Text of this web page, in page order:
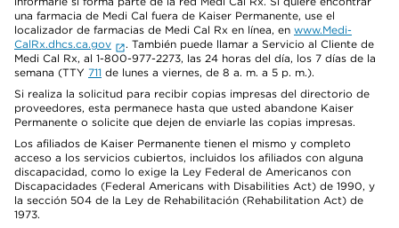
una farmacia de Medi Cal fuera de Kaiser Permanente, use el
localizador de farmacias de Medi Cal Rx en línea, en www.Medi-
CalRx.dhcs.ca.gov
. También puede llamar a Servicio al Cliente de
Medi Cal Rx, al 1-800-977-2273, las 24 horas del día, los 7 días de la
semana (TTY 711 de lunes a viernes, de 8 a. m. a 5 p. m.).
Si realiza la solicitud para recibir copias impresas del directorio de
proveedores, esta permanece hasta que usted abandone Kaiser
Permanente o solicite que dejen de enviarle las copias impresas.
Los afiliados de Kaiser Permanente tienen el mismo y completo
acceso a los servicios cubiertos, incluidos los afiliados con alguna
discapacidad, como lo exige la Ley Federal de Americanos con
Discapacidades (Federal Americans with Disabilities Act) de 1990, y
la sección 504 de la Ley de Rehabilitación (Rehabilitation Act) de
1973.